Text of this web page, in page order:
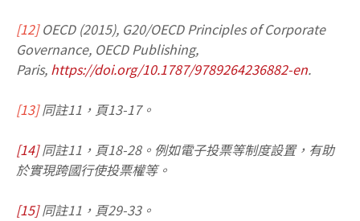
[12] OECD (2015), G20/OECD Principles of Corporate
Governance, OECD Publishing,
Paris, https://doi.org/10.1787/9789264236882-en.
[13]同註11，頁13-17。
[14] 同註11，頁18-28。例如電子投票等制度設置，有助
於實現跨國行使投票權等。
[15] 同註11，頁29-33。